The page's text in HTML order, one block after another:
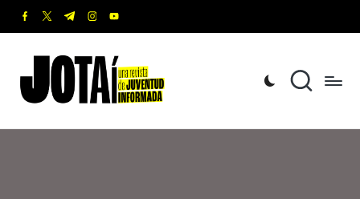
Saltar
contenido
facebook.com
twitter.com
t.me instagram.com
youtube.com
o
t
revista
de
Informada